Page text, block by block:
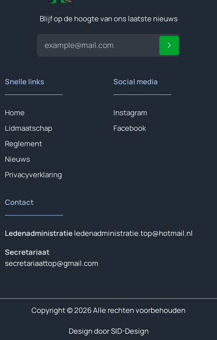
Blijf op de hoogte van ons laatste nieuws
Snelle links
Home
Lidmaatschap
Reglement
Nieuws
Privacyverklaring
Social media
Instagram
Facebook
Contact
Ledenadministratieledenadministratie.top@hotmail.nl
Secretariaat
secretariaattop@gmail.com
Copyright © 2026 Alle rechten voorbehouden
Design door SID-Design